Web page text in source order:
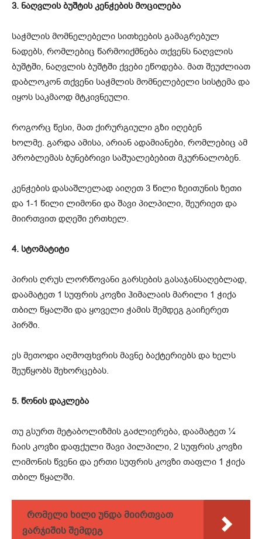
3. ნაღვლის ბუშტის კენჭების მოცილება
საჭმლის მომნელებელი სითხეების გამაგრებულ
ნადებს, რომლებიც წარმოიქმნება თქვენს ნაღვლის
ბუშტში, ნაღვლის ბუშტში ქვები ეწოდება. მათ შეუძლიათ
დაბლოკონ თქვენი საჭმლის მომნელებელი სისტემა და
იყოს საკმაოდ მტკივნეული.
როგორც წესი, მათ ქირურგიული გზი იღებენ
ხოლმე. გარდა ამისა, არიან ადამიანები, რომლებიც ამ
პრობლემას ბუნებრივი საშუალებებით მკურნალობენ.
კენჭების დასაშლელად აიღეთ 3 წილი ზეითუნის ზეთი
და 1-1 წილი ლიმონი და შავი პილპილი, შეურიეთ და
მიირთვით დღეში ერთხელ.
4. სტომატიტი
პირის ღრუს ლორწოვანი გარსების გასაჯანსაღებლად,
დაამატეთ 1 სუფრის კოვზი ჰიმალაის მარილი 1 ჭიქა
თბილ წყალში და ყოველი ჭამის შემდეგ გაიჩერეთ
პირში.
ეს მეთოდი აღმოფხვრის მავნე ბაქტერიებს და ხელს
შეუწყობს შეხორცებას.
5. წონის დაკლება
თუ გსურთ მეტაბოლიზმის გაძლიერება, დაამატეთ ¼
ჩაის კოვზი დაფქული შავი პილპილი, 2 სუფრის კოვზი
ლიმონის წვენი და ერთი სუფრის კოვზი თაფლი 1 ჭიქა
თბილ წყალში.
რომელი ხილი უნდა მიირთვათ
ვარჯიშის შემდეგ